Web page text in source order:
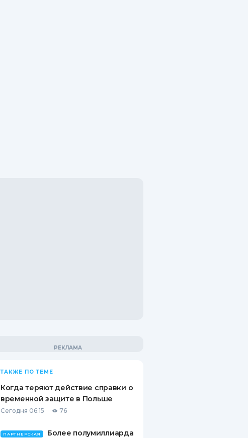
ТАКЖЕ ПО ТЕМЕ
Когда теряют действие справки о
временной защите в Польше
Сегодня 06:15 76
ПАРТНЕРСКАЯ Более полумиллиарда